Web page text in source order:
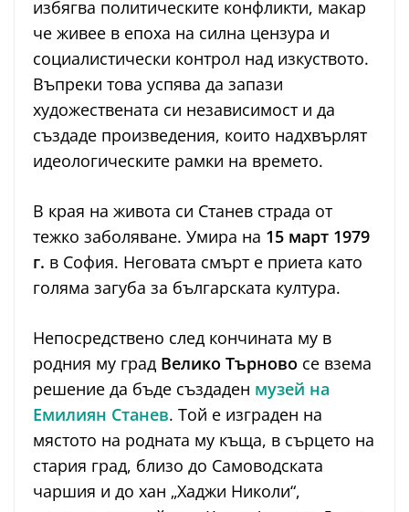
избягва политическите конфликти, макар
че живее в епоха на силна цензура и
социалистически контрол над изкуството.
Въпреки това успява да запази
художествената си независимост и да
създаде произведения, които надхвърлят
идеологическите рамки на времето.
В края на живота си Станев страда от
тежко заболяване. Умира на 15 март 1979
г. в София. Неговата смърт е приета като
голяма загуба за българската култура.
Непосредствено след кончината му в
родния му град Велико Търново се взема
решение да бъде създаден музей на
Емилиян Станев. Той е изграден на
мястото на родната му къща, в сърцето на
стария град, близо до Самоводската
чаршия и до хан „Хаджи Николи“,